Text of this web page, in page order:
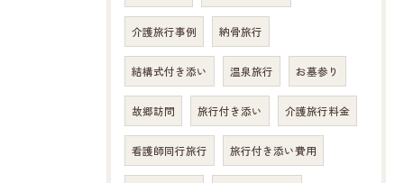
介護旅行事例 納骨旅行
結構式付き添い 温泉旅行 お墓参り
故郷訪問 旅行付き添い 介護旅行料金
看護師同行旅行 旅行付き添い費用